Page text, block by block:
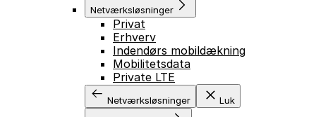
GÅ TIL INDHOLD
Netværksløsninger
Privat
Erhverv
Indendørs mobildækning
Mobilitetsdata
Private LTE
Netværksløsninger Luk